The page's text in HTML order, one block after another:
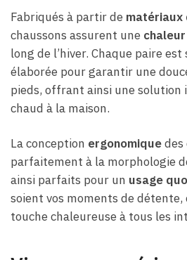
Fabriqués à partir de
chaussons assurent une chaleur
long de l’hiver. Chaque paire
élaborée pour garantir une
pieds, offrant ainsi une solution
chaud à la maison.
La conception ergonomiquedes
parfaitement à la morphologie
ainsi parfaits pour un usage
soient vos moments de
touche chaleureuse à tous les